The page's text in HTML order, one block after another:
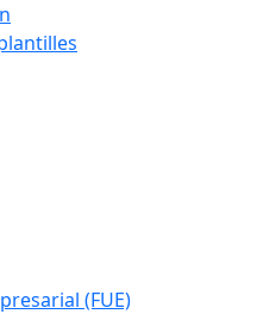
(FUE)